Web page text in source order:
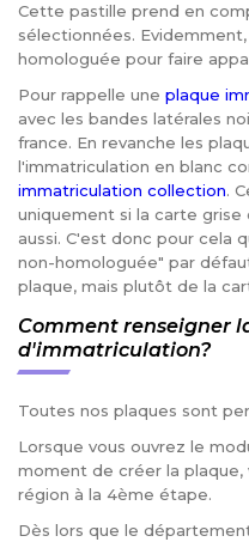
Cette pastille prend en
sélectionnées.
homologuée pour faire
Pour rappelle une plaque
avec les bandes latérales
france. En revanche les
l'immatriculation en blanc
immatriculation collection.
uniquement si la carte
aussi. C'est donc pour cela
non-homologuée" par
plaque, mais plutôt de la
Comment renseigner
d'immatriculation?
Toutes nos plaques sont
Lorsque vous ouvrez le
moment de créer la
région à la 4ème étape.
Dès lors que le